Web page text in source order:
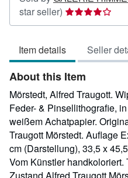
star seller) Seller
rating
out
of
5
stars
Item details Seller
About this Item
Mörstedt, Alfred Traugott.
Feder- & Pinsellithografie,
weißem Achatpapier.
Traugott Mörstedt. Auflage
cm (Darstellung), 33,5 x
Vom Künstler